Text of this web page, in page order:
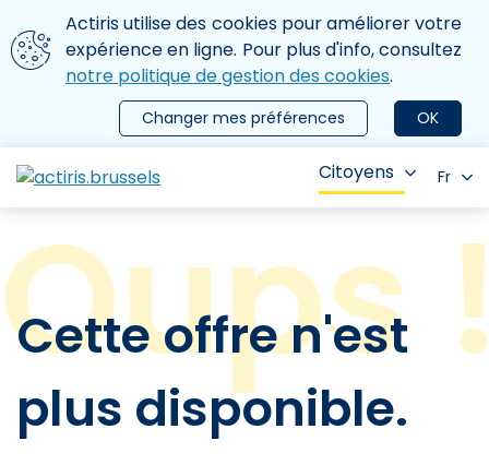
Aller au contenu principal
Nous utilisons des cookies
Actiris utilise des cookies pour améliorer votre
expérience en ligne. Pour plus d'info, consultez
notre politique de gestion des cookies.
OK
Changer mes préférences
le menu
Citoyens Fr
Cette offre n'est
plus disponible.